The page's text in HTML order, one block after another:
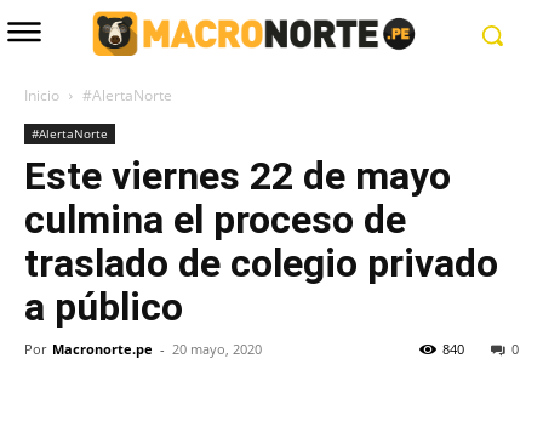
Inicio #AlertaNorte
#AlertaNorte
Este viernes 22 de mayo
culmina el proceso de
traslado de colegio privado
a público
Por Macronorte.pe - 20 mayo, 2020 0
840